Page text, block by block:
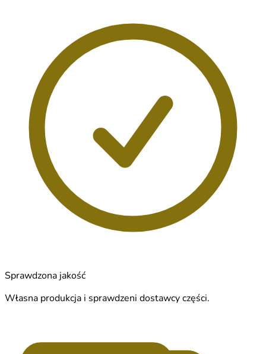
Sprawdzona jakość
Własna produkcja i sprawdzeni dostawcy części.